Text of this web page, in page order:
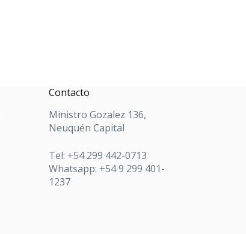
Contacto
Ministro Gozalez 136,
Neuquén Capital
Tel: +54 299 442-0713
Whatsapp: +54 9 299 401-
1237